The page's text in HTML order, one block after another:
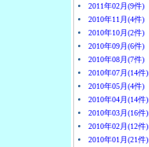
2011年02月(9件)
2010年11月(4件)
2010年10月(2件)
2010年09月(6件)
2010年08月(7件)
2010年07月(14件)
2010年05月(4件)
2010年04月(14件)
2010年03月(16件)
2010年02月(12件)
2010年01月(21件)